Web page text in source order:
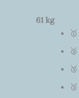
61 kg
🥇
🥈
🥉
🥉